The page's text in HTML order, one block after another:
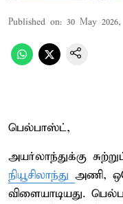
Published on: 30 May
பெல்பாஸ்ட்,
அயர்லாந்துக்கு
நியூசிலாந்து அணி,
விளையாடியது.